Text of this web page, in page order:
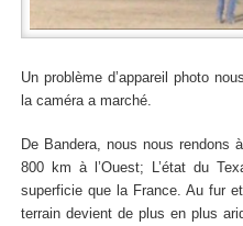
Un problème d’appareil photo
la caméra a marché.
De Bandera, nous nous rendons
800 km à l’Ouest; L’état du
superficie que la France. Au fur
terrain devient de plus en plus